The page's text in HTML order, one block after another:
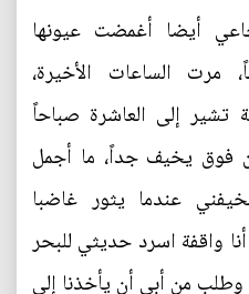
أيضا أغمضت عيونها
مرت الساعات الأخيرة،
إلى العاشرة صباحاً
فوق يخيف جداً، ما أجمل
عندما يثور غاضبا
أنا واقفة اسرد حديثي للبحر
من أبي أن يأخذنا إلى